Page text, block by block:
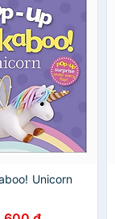
Unicorn